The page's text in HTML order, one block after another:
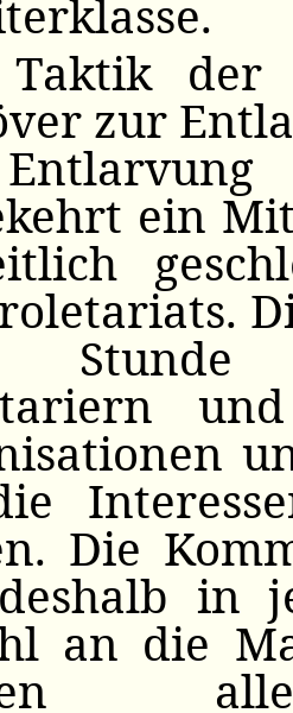
der
zur
ein
Die
in
an die